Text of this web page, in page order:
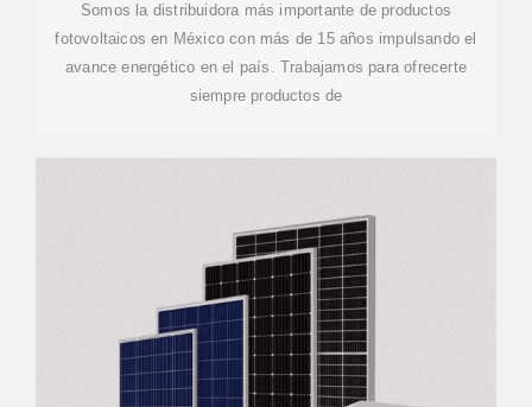
Somos la distribuidora más importante de productos
fotovoltaicos en México con más de 15 años impulsando el
avance energético en el país. Trabajamos para ofrecerte
siempre productos de